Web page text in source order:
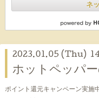
ネ
2023.01.05 (Thu)
ホットペッパ
ポイント還元キャンペーン実施